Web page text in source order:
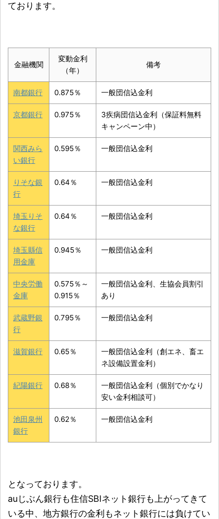
ております。
金融機関
変動金利
（年）
備考
南都銀行 0.875％ 一般団信込金利
京都銀行 0.975％
3疾病団信込金利（保証料無料
キャンペーン中）
関西みら
い銀行
0.595％ 一般団信込金利
りそな銀
行
0.64％ 一般団信込金利
埼玉りそ
な銀行
0.64％ 一般団信込金利
埼玉縣信
用金庫
0.945％ 一般団信込金利
中央労働
金庫
0.575％～
0.915％
一般団信込金利、生協会員割引
あり
武蔵野銀
行
0.795％ 一般団信込金利
滋賀銀行 0.65％
一般団信込金利（創エネ、畜エ
ネ設備設置金利）
紀陽銀行 0.68％
一般団信込金利（個別でかなり
安い金利相談可）
池田泉州
銀行
0.62％ 一般団信込金利
となっております。
auじぶん銀行も住信SBIネット銀行も上がってきて
いる中、地方銀行の金利もネット銀行には負けてい